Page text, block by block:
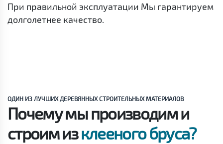
При правильной эксплуатации Мы гарантируем
долголетнее качество.
ОДИН ИЗ ЛУЧШИХ ДЕРЕВЯННЫХ СТРОИТЕЛЬНЫХ МАТЕРИАЛОВ
Почему мы производим и
строим изклееного бруса?